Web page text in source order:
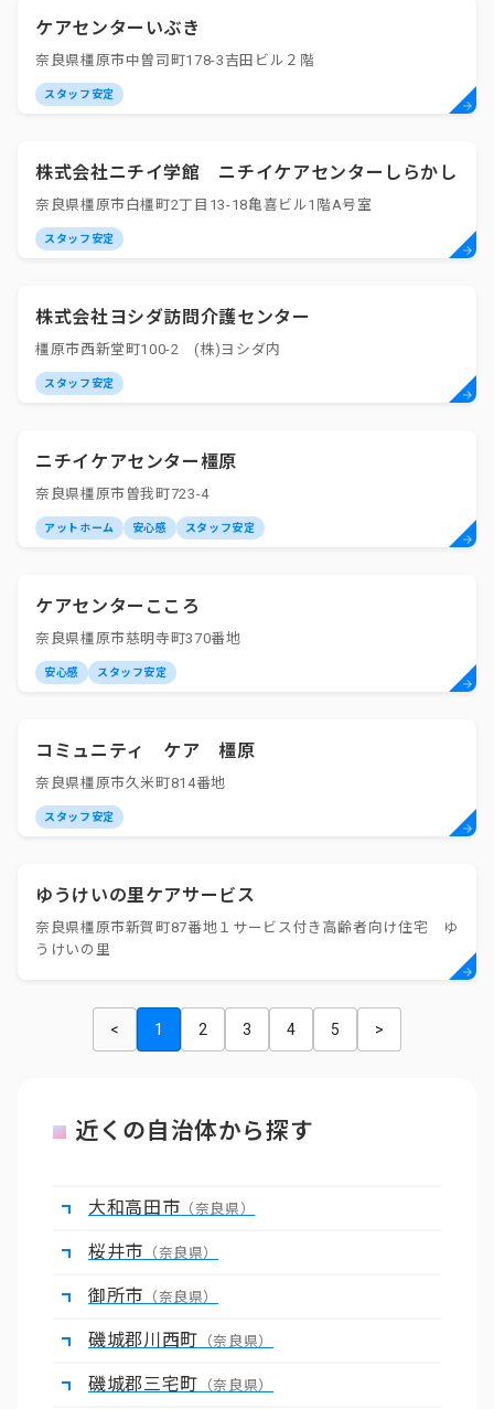
ケアセンターいぶき
奈良県橿原市中曽司町178-3吉田ビル２階
スタッフ安定
株式会社ニチイ学館 ニチイケアセンターしらかし
奈良県橿原市白橿町2丁目13-18亀喜ビル1階A号室
スタッフ安定
株式会社ヨシダ訪問介護センター
橿原市西新堂町100-2 (株)ヨシダ内
スタッフ安定
ニチイケアセンター橿原
奈良県橿原市曽我町723-4
アットホーム 安心感 スタッフ安定
ケアセンターこころ
奈良県橿原市慈明寺町370番地
安心感 スタッフ安定
コミュニティ ケア 橿原
奈良県橿原市久米町814番地
スタッフ安定
ゆうけいの里ケアサービス
奈良県橿原市新賀町87番地１サービス付き高齢者向け住宅 ゆ
うけいの里
< 1 2 3 4 5 >
近くの自治体から探す
大和高田市 （奈良県）
桜井市 （奈良県）
御所市 （奈良県）
磯城郡川西町 （奈良県）
磯城郡三宅町 （奈良県）